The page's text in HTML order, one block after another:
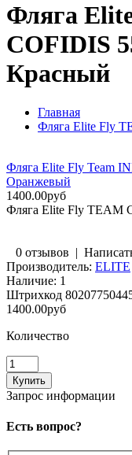
Фляга
COFIDIS
Красный
Главная
Фляга Elite Fly
Фляга Elite Fly Team
Оранжевый
1400.00руб
Фляга Elite Fly TEAM
0 отзывов |
Производитель: ELITE
Наличие: 1
Штрихкод
1400.00руб
Количество
Запрос информации
Есть вопрос?